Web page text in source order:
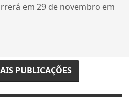
em 29 de novembro em
PUBLICAÇÕES